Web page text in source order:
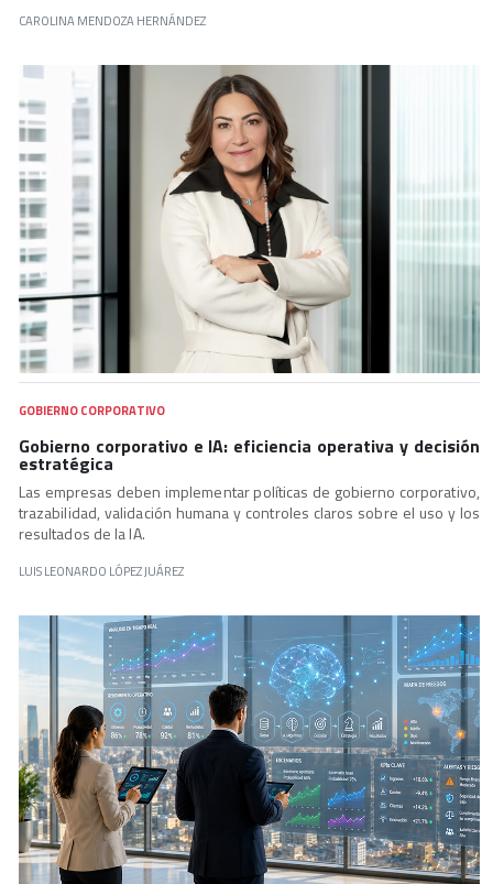
CAROLINA MENDOZA HERNÁNDEZ
GOBIERNO CORPORATIVO
Gobierno corporativo e IA: eficiencia operativa y decisión
estratégica
Las empresas deben implementar políticas de gobierno corporativo,
trazabilidad, validación humana y controles claros sobre el uso y los
resultados de la IA.
LUIS LEONARDO LÓPEZ JUÁREZ